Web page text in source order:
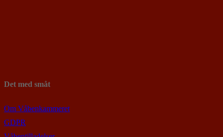
Det med småt
Om Våbenkammeret
GDPR